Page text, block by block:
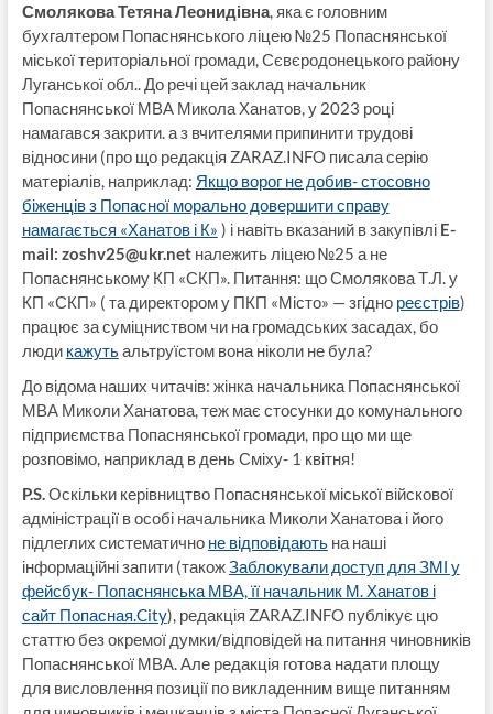
Смолякова Тетяна Леонидівна, яка є головним
бухгалтером Попаснянського ліцею №25 Попаснянської
міської територіальної громади, Сєвєродонецького району
Луганської обл.. До речі цей заклад начальник
Попаснянської МВА Микола Ханатов, у 2023 році
намагався закрити. а з вчителями припинити трудові
відносини (про що редакція ZARAZ.INFO писала серію
матеріалів, наприклад: Якщо ворог не добив- стосовно
біженців з Попасної морально довершити справу
намагається «Ханатов і К» ) і навіть вказаний в закупівлі E-
mail: zoshv25@ukr.net належить ліцею №25 а не
Попаснянському КП «СКП». Питання: що Смолякова Т.Л. у
КП «СКП» ( та директором у ПКП «Місто» — згідно реєстрів)
працює за суміцниством чи на громадських засадах, бо
люди кажутьальтруїстом вона ніколи не була?
До відома наших читачів: жінка начальника Попаснянської
МВА Миколи Ханатова, теж має стосунки до комунального
підприємства Попаснянської громади, про що ми ще
розповімо, наприклад в день Сміху- 1 квітня!
P.S.Оскільки керівництво Попаснянської міської війскової
адміністрації в особі начальника Миколи Ханатова і його
підлеглих систематично не відповідаютьна наші
інформаційні запити (такожЗаблокували доступ для ЗМІ у
фейсбук- Попаснянська МВА, її начальник М. Ханатов і
сайт Попасная.City), редакція ZARAZ.INFO публікує цю
статтю без окремої думки/відповідей на питання чиновників
Попаснянської МВА. Але редакція готова надати площу
для висловлення позиції по викладенним вище питанням